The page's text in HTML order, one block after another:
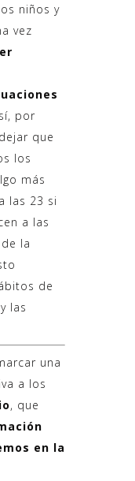
niños y
vez
por
que
los
más
las 23 si
a las
la
de
las
una
a los
, que
en la